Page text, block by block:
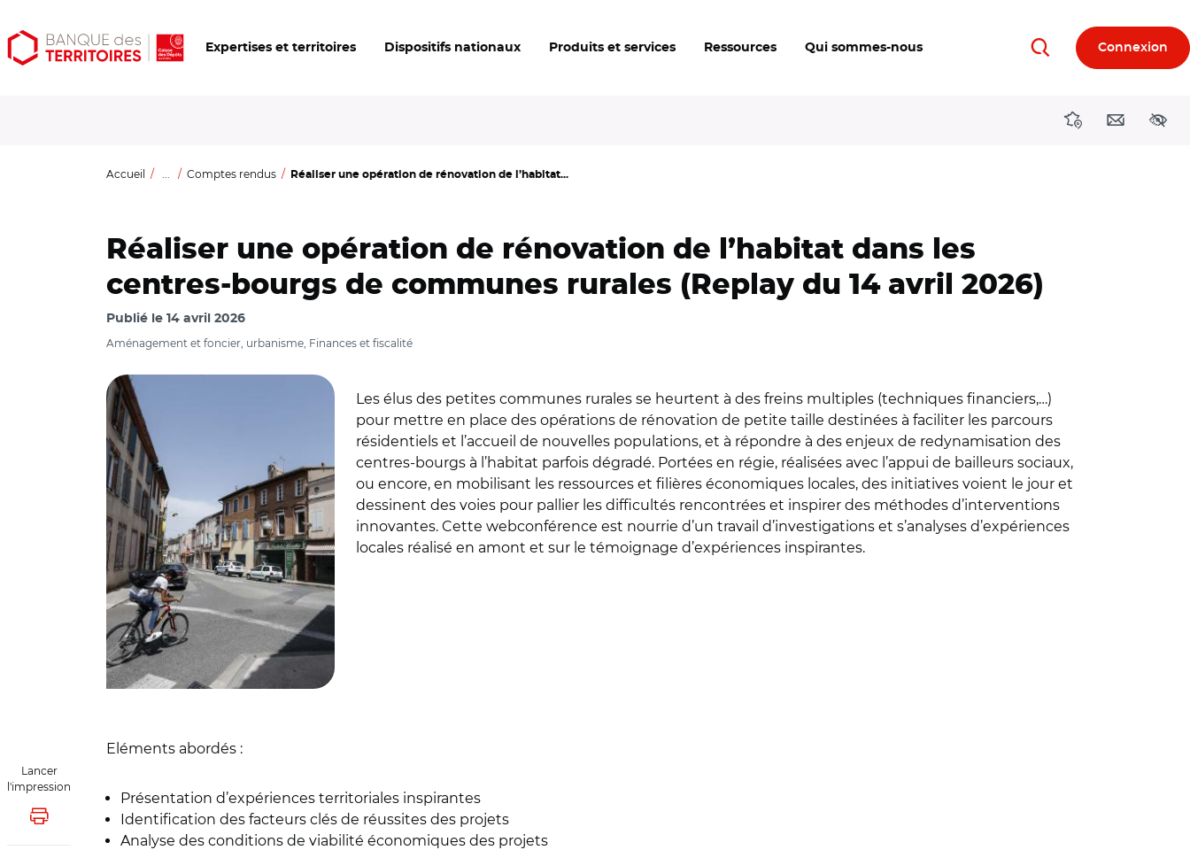
Aller
au
Aller
au
Ouvrir
les
Expertises et territoires Dispositifs nationaux Produits et services Ressources Qui sommes-nous RechercherConnexion
DirectionsContact
Accueil ... Comptes rendus Réaliser une opération de rénovation de l’habitat...
Réaliser une opération de rénovation de l’habitat dans les
centres-bourgs de communes rurales (Replay du 14 avril 2026)
Publié le 14 avril 2026
Aménagement et foncier, urbanisme, Finances et fiscalité
Lancer
l'impression
Lancer l'impression
© Pierre Mérimée - REA - Caisse
Les élus des petites communes rurales se heurtent à des freins multiples (techniques financiers,…)
pour mettre en place des opérations de rénovation de petite taille destinées à faciliter les parcours
résidentiels et l’accueil de nouvelles populations, et à répondre à des enjeux de redynamisation des
centres-bourgs à l’habitat parfois dégradé. Portées en régie, réalisées avec l’appui de bailleurs sociaux,
ou encore, en mobilisant les ressources et filières économiques locales, des initiatives voient le jour et
dessinent des voies pour pallier les difficultés rencontrées et inspirer des méthodes d’interventions
innovantes. Cette webconférence est nourrie d’un travail d’investigations et s’analyses d’expériences
locales réalisé en amont et sur le témoignage d’expériences inspirantes.
Eléments abordés :
Présentation d’expériences territoriales inspirantes
Identification des facteurs clés de réussites des projets
Analyse des conditions de viabilité économiques des projets